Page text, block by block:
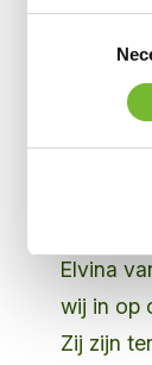
taken
Elvina
wij in op
Zij zijn